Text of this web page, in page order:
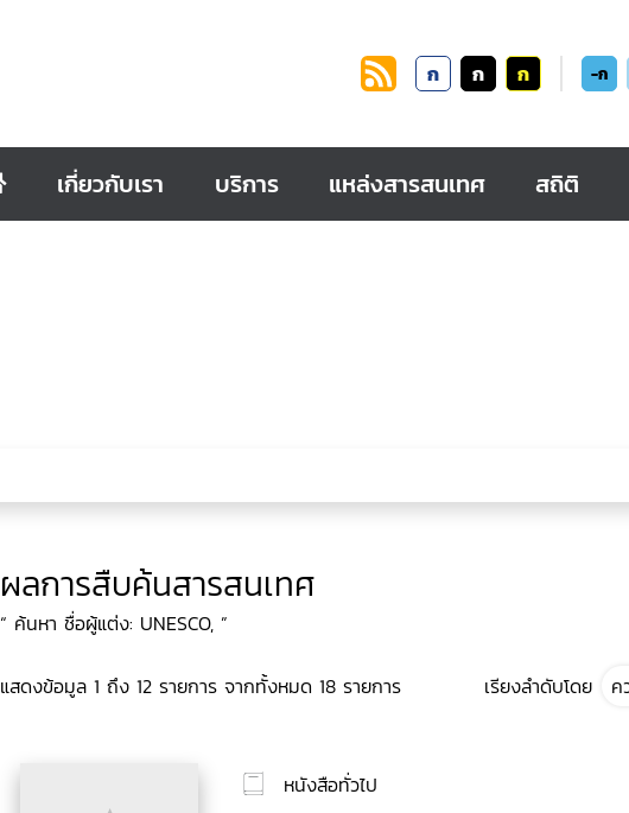
ก ก ก -ก
เกี่ยวกับเรา บริการ แหล่งสารสนเทศ สถิติ
ผลการสืบค้นสารสนเทศ
“ ค้นหา ชื่อผู้แต่ง: UNESCO, ”
แสดงข้อมูล 1 ถึง 12 รายการ จากทั้งหมด 18 รายการ เรียงลำดับโดย
หนังสือทั่วไป